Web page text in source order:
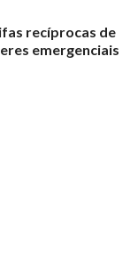
recíprocas de
emergenciais